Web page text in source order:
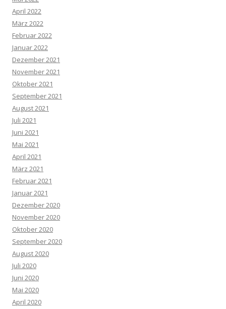
April 2022
März 2022
Februar 2022
Januar 2022
Dezember 2021
November 2021
Oktober 2021
September 2021
August 2021
Juli 2021
Juni 2021
Mai 2021
April 2021
März 2021
Februar 2021
Januar 2021
Dezember 2020
November 2020
Oktober 2020
September 2020
August 2020
Juli 2020
Juni 2020
Mai 2020
April 2020